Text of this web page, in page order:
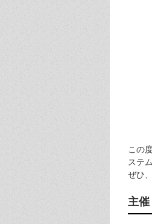
この
ステ
ぜひ
主